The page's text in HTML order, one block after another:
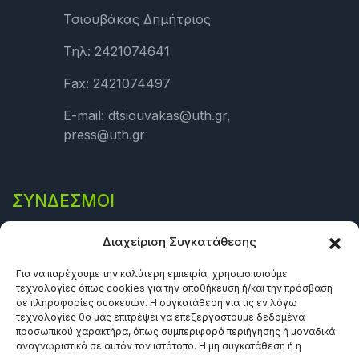
Διαχείριση Συγκατάθεσης
Για να παρέχουμε την καλύτερη εμπειρία, χρησιμοποιούμε
τεχνολογίες όπως cookies για την αποθήκευση ή/και την πρόσβαση
σε πληροφορίες συσκευών. Η συγκατάθεση για τις εν λόγω
τεχνολογίες θα μας επιτρέψει να επεξεργαστούμε δεδομένα
προσωπικού χαρακτήρα, όπως συμπεριφορά περιήγησης ή μοναδικά
αναγνωριστικά σε αυτόν τον ιστότοπο. Η μη συγκατάθεση ή η
Τσιουβάκας Δημήτριος
Τηλ: 2421074641
Fax: 2421074497
E-mail: dtsiouvakas@uth.gr,
press@uth.gr
ΣΎΝΔΕΣΜΟΙ
Πολιτική Cookies (ΕΕ)